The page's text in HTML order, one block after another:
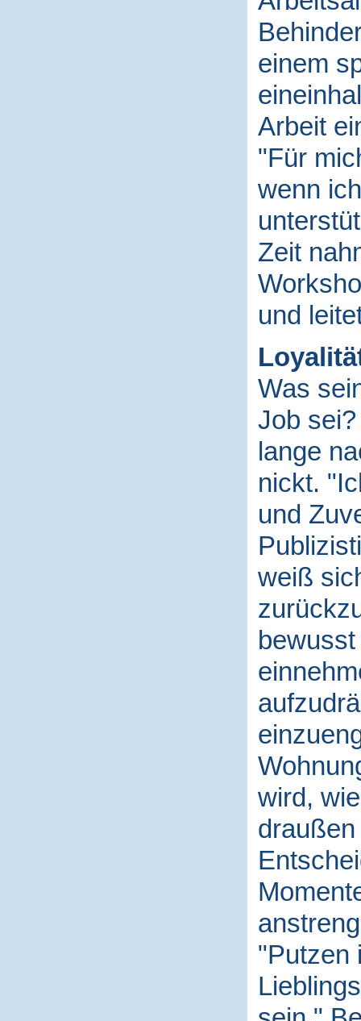
einem
Arbeit
"Für
wenn
Zeit
und
Was
Job
lange
nickt.
und
weiß
wird,
"Putzen